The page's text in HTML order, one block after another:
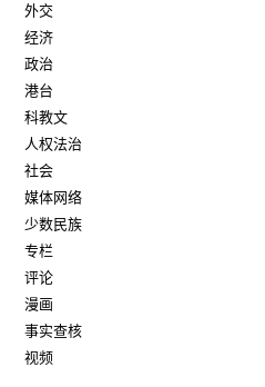
外交
经济
政治
港台
科教文
人权法治
社会
媒体网络
少数民族
专栏
评论
漫画
事实查核
视频